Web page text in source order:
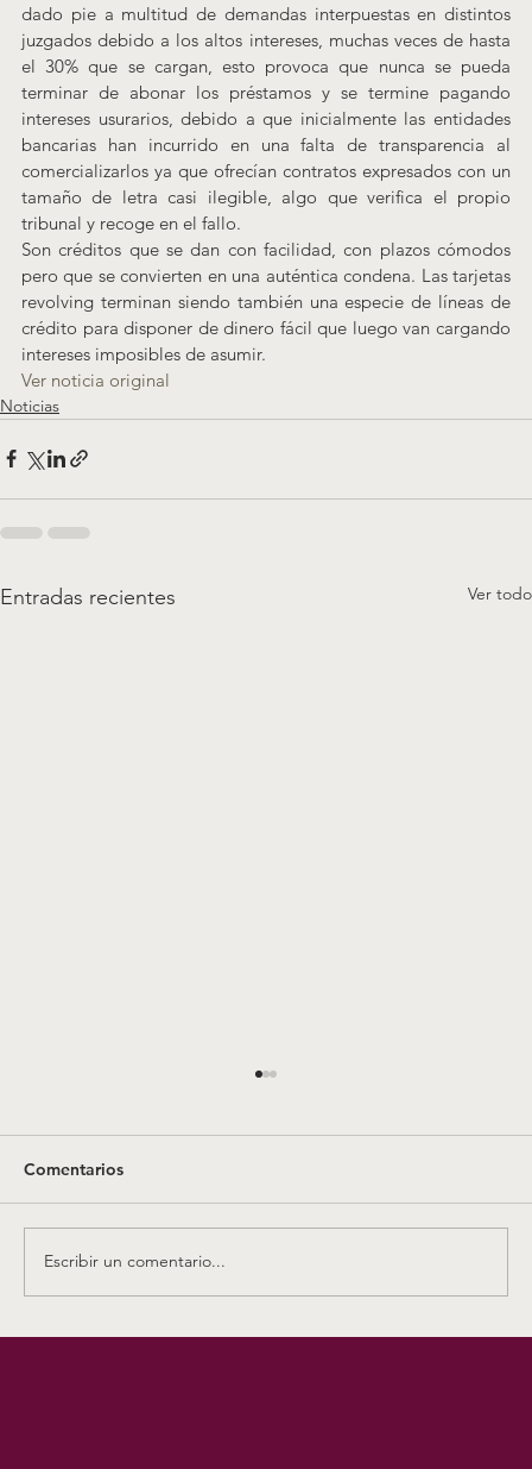
dado pie a multitud de demandas interpuestas en distintos
juzgados debido a los altos intereses, muchas veces de hasta
el 30% que se cargan, esto provoca que nunca se pueda
terminar de abonar los préstamos y se termine pagando
intereses usurarios, debido a que inicialmente las entidades
bancarias han incurrido en una falta de transparencia al
comercializarlos ya que ofrecían contratos expresados con un
tamaño de letra casi ilegible, algo que verifica el propio
tribunal y recoge en el fallo.
Son créditos que se dan con facilidad, con plazos cómodos
pero que se convierten en una auténtica condena. Las tarjetas
revolving terminan siendo también una especie de líneas de
crédito para disponer de dinero fácil que luego van cargando
intereses imposibles de asumir.
Ver noticia original
Noticias
Entradas recientes Ver todo
<p>El el acusado absuelto fue defendido por
declaración por parte del agente “vaga y
Comentarios
Escribir un comentario...